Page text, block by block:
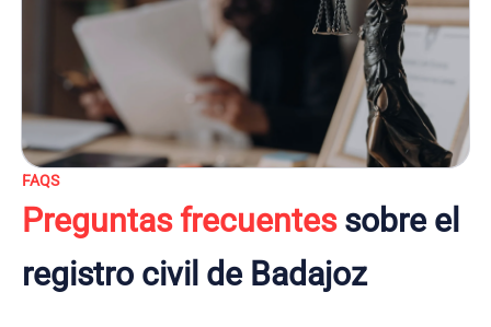
FAQS
Preguntas frecuentessobre el
registro civil de Badajoz